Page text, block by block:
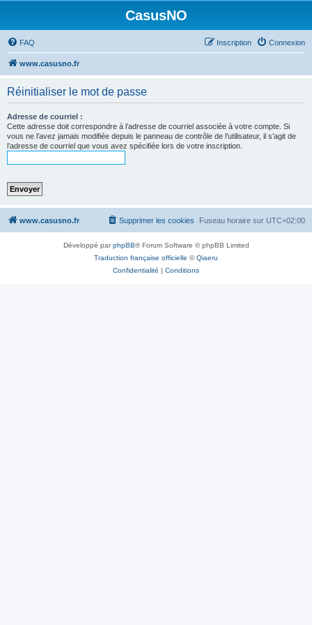
CasusNO
FAQ Connexion
Inscription
www.casusno.fr
Réinitialiser le mot de passe
Adresse de courriel :
Cette adresse doit correspondre à l’adresse de courriel associée à votre compte. Si
vous ne l’avez jamais modifiée depuis le panneau de contrôle de l’utilisateur, il s’agit de
l’adresse de courriel que vous avez spécifiée lors de votre inscription.
www.casusno.fr Fuseau horaire sur UTC+02:00
Supprimer les cookies
Développé parphpBB® Forum Software © phpBB Limited
Traduction française officielle ©Qiaeru
Confidentialité | Conditions